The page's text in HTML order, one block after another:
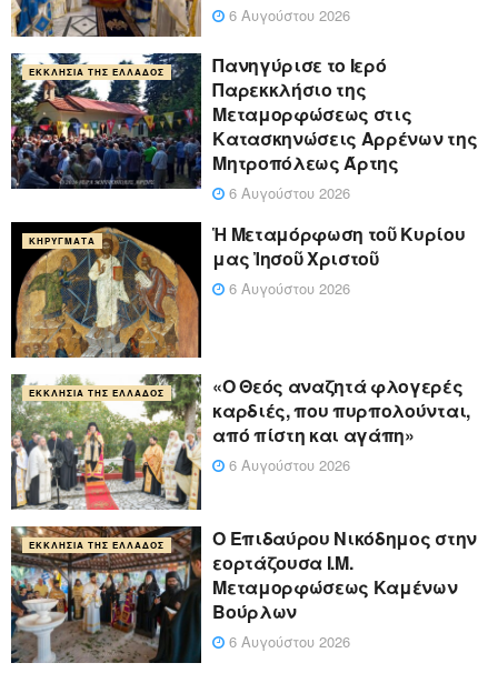
6 Αυγούστου 2026
ΕΚΚΛΗΣΊΑ ΤΗΣ ΕΛΛΆΔΟΣ
Πανηγύρισε το Ιερό
Παρεκκλήσιο της
Μεταμορφώσεως στις
Κατασκηνώσεις Αρρένων της
Μητροπόλεως Άρτης
6 Αυγούστου 2026
ΚΗΡΎΓΜΑΤΑ
Ἡ Μεταμόρφωση τοῦ Κυρίου
μας Ἰησοῦ Χριστοῦ
6 Αυγούστου 2026
ΕΚΚΛΗΣΊΑ ΤΗΣ ΕΛΛΆΔΟΣ
«Ο Θεός αναζητά φλογερές
καρδιές, που πυρπολούνται,
από πίστη και αγάπη»
6 Αυγούστου 2026
ΕΚΚΛΗΣΊΑ ΤΗΣ ΕΛΛΆΔΟΣ
Ο Επιδαύρου Νικόδημος στην
εορτάζουσα Ι.Μ.
Μεταμορφώσεως Καμένων
Βούρλων
6 Αυγούστου 2026